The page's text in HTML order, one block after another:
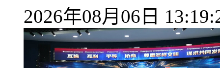
2026年08月06日